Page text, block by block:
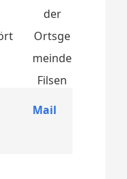
Mail